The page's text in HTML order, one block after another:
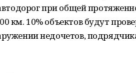
при общей
км. 10% объектов будут
недочетов,